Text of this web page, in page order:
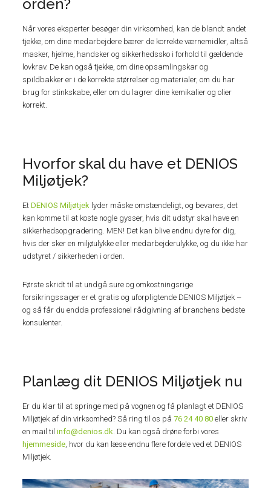
orden?
Når vores eksperter besøger din virksomhed, kan de blandt andet
tjekke, om dine medarbejdere bærer de korrekte værnemidler, altså
masker, hjelme, handsker og sikkerhedssko i forhold til gældende
lovkrav. De kan også tjekke, om dine opsamlingskar og
spildbakker er i de korrekte størrelser og materialer, om du har
brug for stinkskabe, eller om du lagrer dine kemikalier og olier
korrekt.
Hvorfor skal du have et DENIOS
Miljøtjek?
EtDENIOS Miljøtjek lyder måske omstændeligt, og bevares, det
kan komme til at koste nogle gysser, hvis dit udstyr skal have en
sikkerhedsopgradering. MEN! Det kan blive endnu dyre for dig,
hvis der sker en miljøulykke eller medarbejderulykke, og du ikke har
udstyret / sikkerheden i orden.
Første skridt til at undgå sure og omkostningsrige
forsikringssager er et gratis og uforpligtende DENIOS Miljøtjek –
og så får du endda professionel rådgivning af branchens bedste
konsulenter.
Planlæg dit DENIOS Miljøtjek nu
Er du klar til at springe med på vognen og få planlagt et DENIOS
Miljøtjek af din virksomhed? Så ring til os på76 24 40 80 eller skriv
en mail tilinfo@denios.dk . Du kan også drøne forbi vores
hjemmeside , hvor du kan læse endnu flere fordele ved et DENIOS
Miljøtjek.